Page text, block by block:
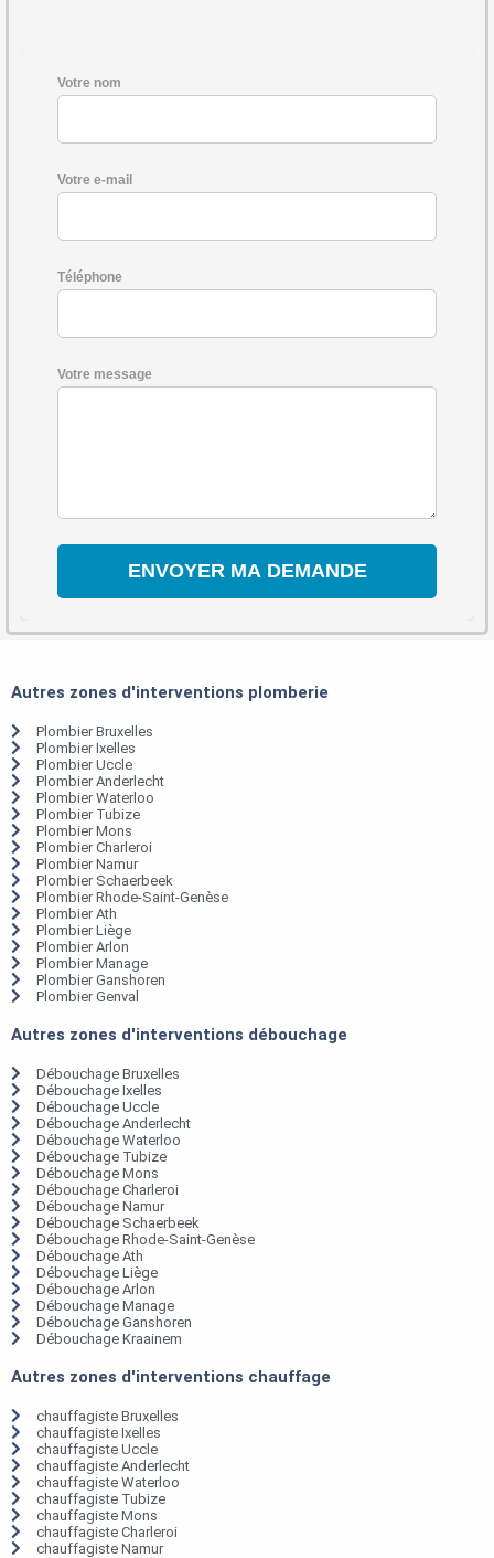
Votre nom
Votre e-mail
Téléphone
Votre message
Autres zones d'interventions plomberie
Plombier Bruxelles
Plombier Ixelles
Plombier Uccle
Plombier Anderlecht
Plombier Waterloo
Plombier Tubize
Plombier Mons
Plombier Charleroi
Plombier Namur
Plombier Schaerbeek
Plombier Rhode-Saint-Genèse
Plombier Ath
Plombier Liège
Plombier Arlon
Plombier Manage
Plombier Ganshoren
Plombier Genval
Autres zones d'interventions débouchage
Débouchage Bruxelles
Débouchage Ixelles
Débouchage Uccle
Débouchage Anderlecht
Débouchage Waterloo
Débouchage Tubize
Débouchage Mons
Débouchage Charleroi
Débouchage Namur
Débouchage Schaerbeek
Débouchage Rhode-Saint-Genèse
Débouchage Ath
Débouchage Liège
Débouchage Arlon
Débouchage Manage
Débouchage Ganshoren
Débouchage Kraainem
Autres zones d'interventions chauffage
chauffagiste Bruxelles
chauffagiste Ixelles
chauffagiste Uccle
chauffagiste Anderlecht
chauffagiste Waterloo
chauffagiste Tubize
chauffagiste Mons
chauffagiste Charleroi
chauffagiste Namur